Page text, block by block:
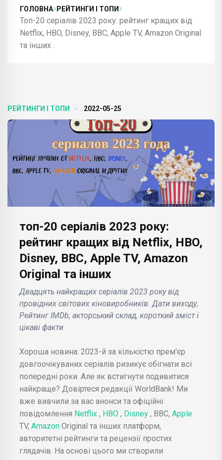
ГОЛОВНА РЕЙТИНГИ І ТОПИ
Топ-20 серіалів 2023 року: рейтинг кращих від
Netflix, HBO, Disney, ВВС, Apple TV, Amazon Original
та інших .
РЕЙТИНГИ І ТОПИ 2022-05-25
топ-20 серіалів 2023 року:
рейтинг кращих від Netflix, HBO,
Disney, ВВС, Apple TV, Amazon
Original та інших
Двадцять найкращих серіалів 2023 року від
провідних світових кіновиробників. Дати виходу,
Рейтинг IMDb, акторський склад, короткий зміст і
цікаві факти
Хороша новина: 2023-й за кількістю прем'єр
довгоочікуваних серіалів ризикує обігнати всі
попередні роки. Але як встигнути подивитися
найкраще? Довіртеся редакції WorldBank! Ми
вже вивчили за вас анонси та офіційні
повідомлення Netflix , HBO , Disney , ВВС, Apple
TV, Amazon Original та інших платформ,
авторитетні рейтинги та рецензії простих
глядачів. На основі цього ми створили